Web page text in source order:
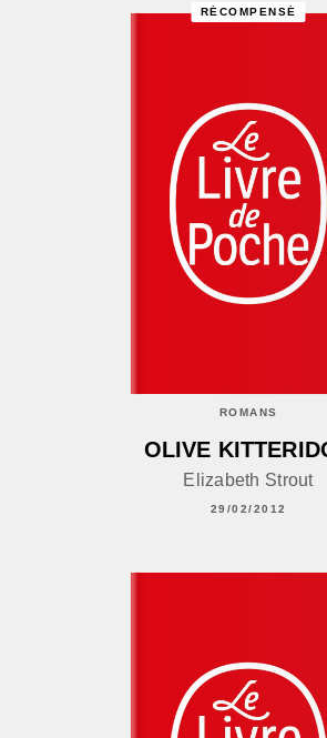
RÉCOMPENSÉ
ROMANS
OLIVE
Elizabeth Strout
29/02/2012